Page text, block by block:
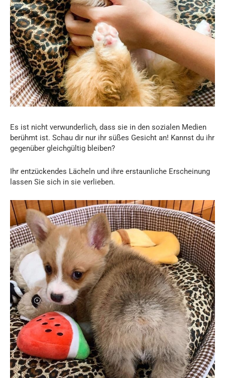
Es ist nicht verwunderlich, dass sie in den sozialen Medien
berühmt ist. Schau dir nur ihr süßes Gesicht an! Kannst du ihr
gegenüber gleichgültig bleiben?
Ihr entzückendes Lächeln und ihre erstaunliche Erscheinung
lassen Sie sich in sie verlieben.